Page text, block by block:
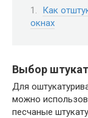
Как
окнах
Выбор
Для
можно
песчаные